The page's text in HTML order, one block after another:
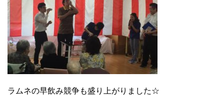
ラムネの早飲み競争も盛り上がりました☆